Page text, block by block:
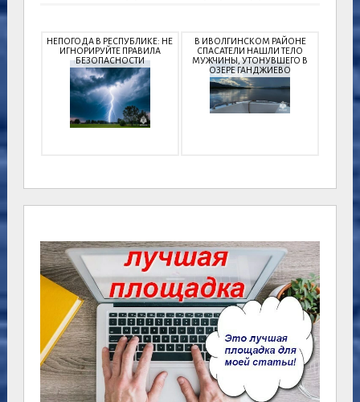
НЕПОГОДА В РЕСПУБЛИКЕ: НЕ
ИГНОРИРУЙТЕ ПРАВИЛА
БЕЗОПАСНОСТИ
В ИВОЛГИНСКОМ РАЙОНЕ
СПАСАТЕЛИ НАШЛИ ТЕЛО
МУЖЧИНЫ, УТОНУВШЕГО В
ОЗЕРЕ ГАНДЖИЕВО